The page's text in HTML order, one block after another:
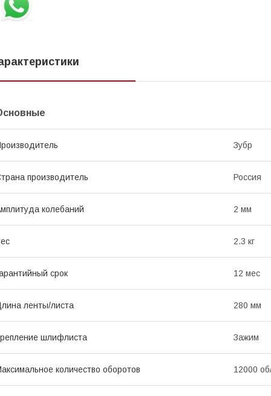
Зубр
производитель Россия
колебаний 2 мм
2.3 кг
срок 12 мес
ленты/листа 280 мм
шлифлиста Зажим
количество оборотов 12000